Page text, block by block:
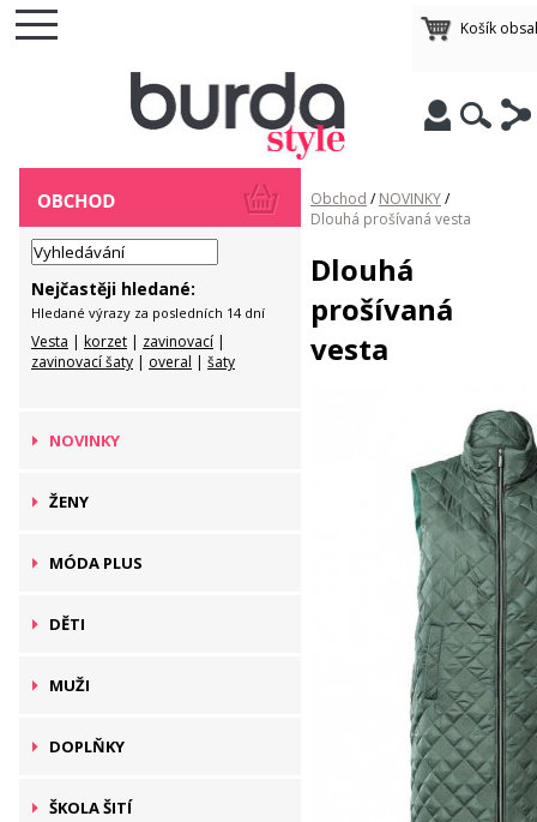
Košík
Nejčastěji hledané:
Hledané výrazy za posledních 14 dní
Vesta | korzet | zavinovací |
zavinovací šaty | overal | šaty
NOVINKY
ŽENY
MÓDA PLUS
DĚTI
MUŽI
DOPLŇKY
ŠKOLA ŠITÍ
Obchod / NOVINKY/
Dlouhá prošívaná vesta
Dlouhá
prošívaná
vesta